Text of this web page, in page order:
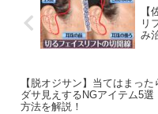
リ
み
【脱オジサン】当てはまった
ダサ見えするNGアイテム5選
方法を解説！